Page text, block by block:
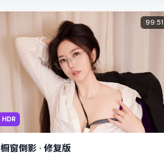
HDR
99:51
橱窗倒影 · 修复版